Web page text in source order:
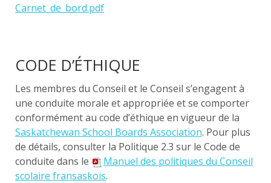
Carnet_de_bord.pdf
CODE D’ÉTHIQUE
Les membres du Conseil et le Conseil s’engagent à
une conduite morale et appropriée et se comporter
conformément au code d’éthique en vigueur de la
Saskatchewan School Boards Association. Pour plus
de détails, consulter la Politique 2.3 sur le Code de
conduite dans le
Manuel des politiques du Conseil
scolaire fransaskois.